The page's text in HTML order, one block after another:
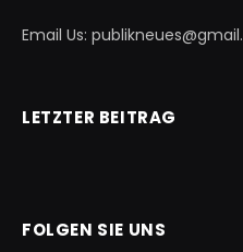
Email Us:
LETZTER BEITRAG
FOLGEN SIE UNS